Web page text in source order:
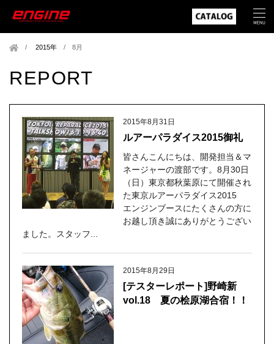
2015年 /8月
REPORT
2015年8月31日
ルアーパラダイス2015御礼
皆さんこんにちは、開発担当＆マ
ネージャーの渡部です。8月30日
（日）東京都秋葉原にて開催され
た東京ルアーパラダイス2015
エンジンブースにたくさんの方に
お越し頂き誠にありがとうござい
ました。スタッフ...
2015年8月29日
[テスターレポート]野崎新
vol.18 夏の桧原湖合宿！！